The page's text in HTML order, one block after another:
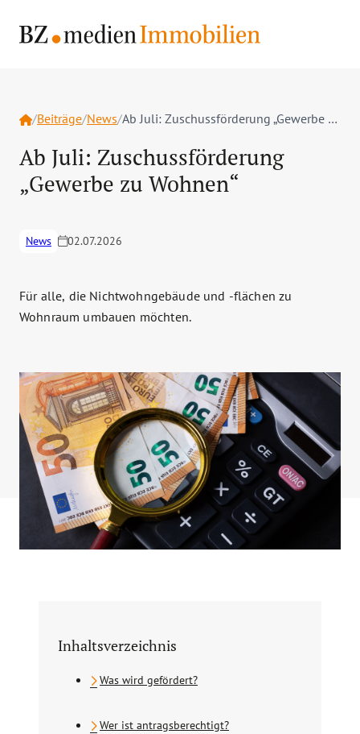
Home
/Beiträge/News/ Ab Juli: Zuschussförderung „Gewerbe zu Wohnen“
Ab Juli: Zuschussförderung
„Gewerbe zu Wohnen“
News 02.07.2026
Für alle, die Nichtwohngebäude und -flächen zu
Wohnraum umbauen möchten.
Inhaltsverzeichnis
Was wird gefördert?
Wer ist antragsberechtigt?